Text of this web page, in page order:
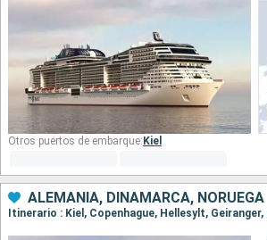
Otros puertos de embarque: Kiel
ALEMANIA, DINAMARCA, NORUEGA
Itinerario : Kiel, Copenhague, Hellesylt, Geiranger,